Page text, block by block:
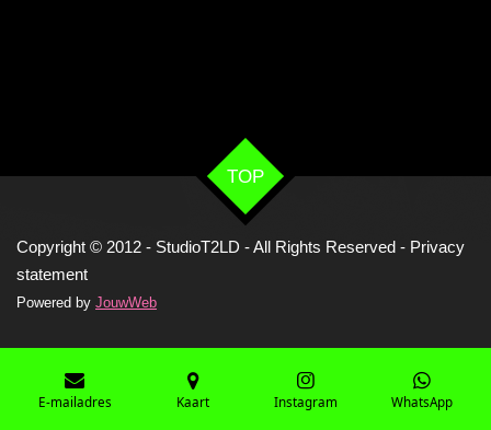
TOP
Copyright © 2012 - StudioT2LD - All Rights Reserved - Privacy
statement
Powered by JouwWeb
E-mailadres Kaart Instagram WhatsApp